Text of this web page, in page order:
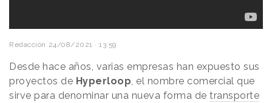
Redacción 24/08/2021 · 13:59
Desde hace años, varias empresas han expuesto sus
proyectos de Hyperloop , el nombre comercial que
sirve para denominar una nueva forma de transporte